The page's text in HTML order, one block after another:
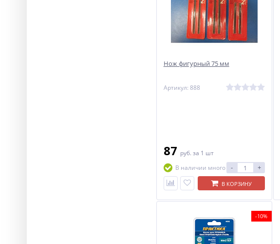
Нож фигурный 75 мм
Артикул: 888
87 руб. за 1 шт
В наличии много
- +
В КОРЗИНУ
-10%